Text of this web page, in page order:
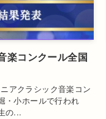
楽コンクール全国
アクラシック音楽コン
・小ホールで行われ
の...